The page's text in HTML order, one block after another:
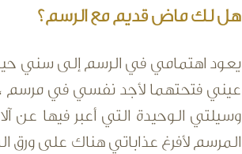
هل لك ماض قديم مع الرسم؟
يعود اهتمامي في الرسم إلى سني
عيني فتحتهما لأجد نفسي في مرسم ،
وسيلتي الوحيدة التي أعبر فيها عن
المرسم لأفرغ عذاباتي هناك على